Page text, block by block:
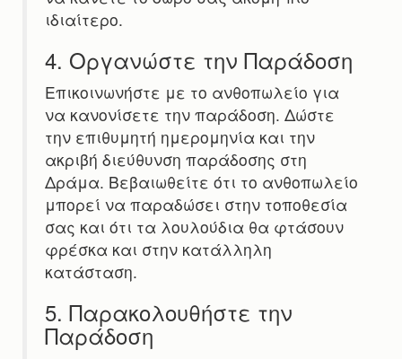
ιδιαίτερο.
4. Οργανώστε την Παράδοση
Επικοινωνήστε με το ανθοπωλείο για
να κανονίσετε την παράδοση. Δώστε
την επιθυμητή ημερομηνία και την
ακριβή διεύθυνση παράδοσης στη
Δράμα. Βεβαιωθείτε ότι το ανθοπωλείο
μπορεί να παραδώσει στην τοποθεσία
σας και ότι τα λουλούδια θα φτάσουν
φρέσκα και στην κατάλληλη
κατάσταση.
5. Παρακολουθήστε την
Παράδοση